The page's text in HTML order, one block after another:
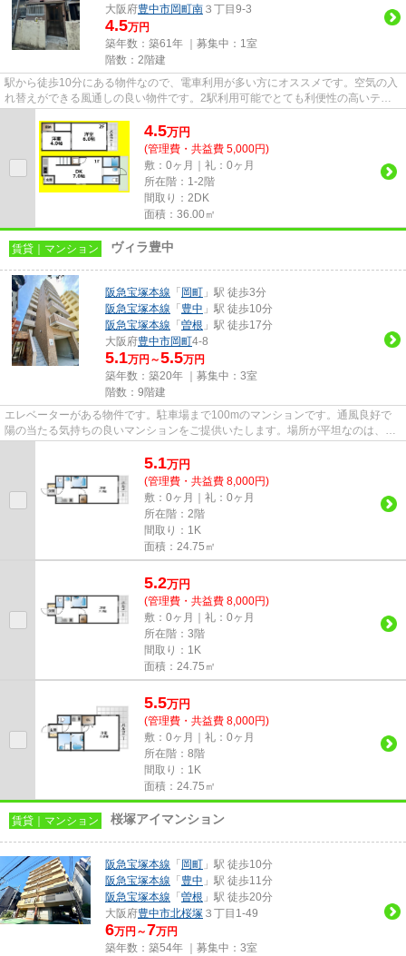
大阪府豊中市岡町南 ３丁目9-3
4.5万円
築年数：築61年 ｜募集中： 1室
階数：2階建
駅から徒歩10分にある物件なので、電車利用が多い方にオススメです。空気の入
れ替えができる風通しの良い物件です。2駅利用可能でとても利便性の高いテラ
4.5万円
(管理費・共益費 5,000円)
敷：0ヶ月｜礼：0ヶ月
所在階：1-2階
間取り：2DK
面積：36.00㎡
賃貸｜マンション ヴィラ豊中
阪急宝塚本線 「 岡町 」駅 徒歩3分
阪急宝塚本線 「 豊中 」駅 徒歩10分
阪急宝塚本線 「 曽根 」駅 徒歩17分
大阪府豊中市岡町4-8
5.1万円～5.5万円
築年数：築20年 ｜募集中： 3室
階数：9階建
エレベーターがある物件です。駐車場まで100mのマンションです。通風良好で
陽の当たる気持ちの良いマンションをご提供いたします。場所が平坦なのは、ラ
5.1万円
(管理費・共益費 8,000円)
敷：0ヶ月｜礼：0ヶ月
所在階：2階
間取り：1K
面積：24.75㎡
5.2万円
(管理費・共益費 8,000円)
敷：0ヶ月｜礼：0ヶ月
所在階：3階
間取り：1K
面積：24.75㎡
5.5万円
(管理費・共益費 8,000円)
敷：0ヶ月｜礼：0ヶ月
所在階：8階
間取り：1K
面積：24.75㎡
賃貸｜マンション 桜塚アイマンション
阪急宝塚本線 「 岡町 」駅 徒歩10分
阪急宝塚本線 「 豊中 」駅 徒歩11分
阪急宝塚本線 「 曽根 」駅 徒歩20分
大阪府豊中市北桜塚 ３丁目1-49
6万円～7万円
築年数：築54年 ｜募集中： 3室